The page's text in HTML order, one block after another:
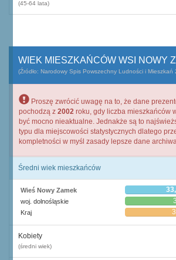
(45-64 lata)
WIEK MIESZKAŃCÓW WSI NOWY
(Źródło: Narodowy Spis Powszechny Ludności i Mieszkań
Proszę zwrócić uwagę na to, że dane
pochodzą z 2002 roku, gdy liczba mieszkańców
być mocno nieaktualne. Jednakże są to
typu dla miejscowości statystycznych dlatego
kompletności w myśl zasady lepsze dane
Średni wiek mieszkańców
Wieś Nowy Zamek
woj. dolnośląskie
Kraj
Kobiety
(średni wiek)